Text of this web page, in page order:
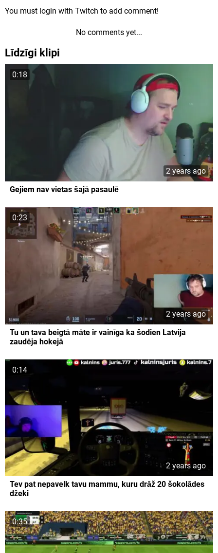
You must login with Twitch to add comment!
No comments yet...
Līdzīgi klipi
0:18
2 years ago
Gejiem nav vietas šajā pasaulē
0:23
2 years ago
Tu un tava beigtā māte ir vainīga ka šodien Latvija
zaudēja hokejā
0:14
2 years ago
Tev pat nepavelk tavu mammu, kuru drāž 20 šokolādes
džeki
0:35